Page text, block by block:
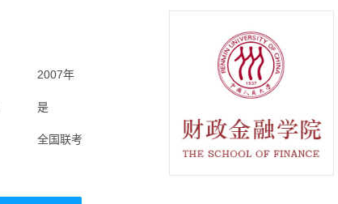
2007年
是
全国联考